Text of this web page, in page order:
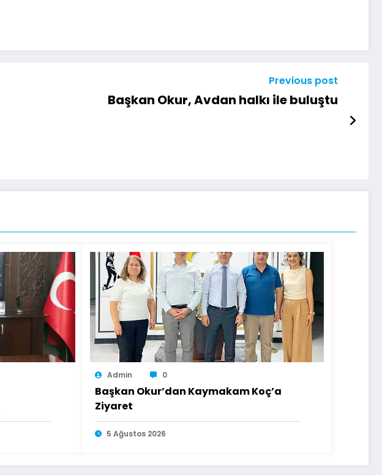
Previous post
Başkan Okur, Avdan halkı ile buluştu
Admin 0
Başkan Okur’dan Kaymakam Koç’a
Ziyaret
5 Ağustos 2026